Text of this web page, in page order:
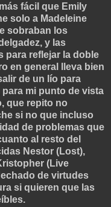
fácil que Emily
solo a Madeleine
sobraban los
y las
para reflejar la doble
en general lleva bien
de un lío para
mi punto de vista
que repito no
si no que incluso
de problemas que
al resto del
Nestor (Lost),
(Live
de virtudes
si quieren que las